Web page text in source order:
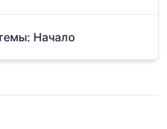
Начало